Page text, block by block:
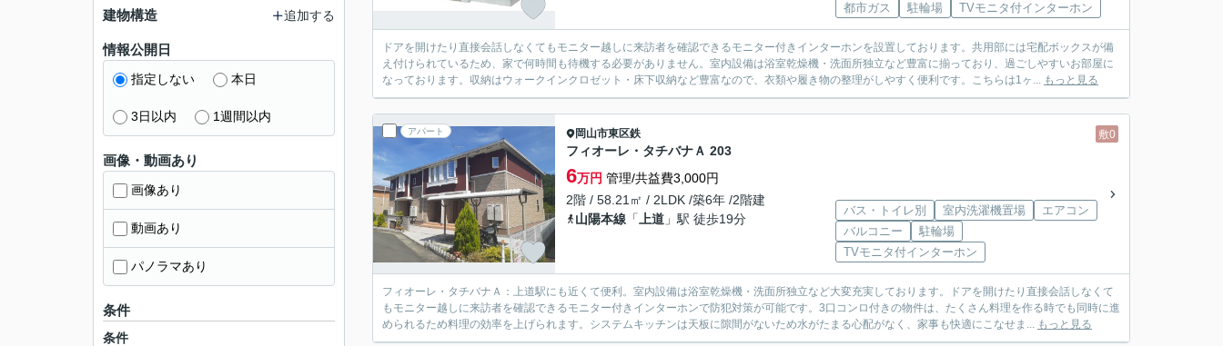
都市ガス
駐輪場 TVモニタ付インターホン
ドアを開けたり直接会話しなくてもモニター越しに来訪者を確認できるモニター付きインターホンを設置しております。共用部には宅配ボックスが備
え付けられているため、家で何時間も待機する必要がありません。室内設備は浴室乾燥機・洗面所独立など豊富に揃っており、過ごしやすいお部屋に
なっております。収納はウォークインクロゼット・床下収納など豊富なので、衣類や履き物の整理がしやすく便利です。こちらは1ヶ... もっと見る
アパート 敷0
岡山市東区鉄
フィオーレ・タチバナＡ 203
6万円 管理/共益費3,000円
2階 / 58.21㎡ / 2LDK /築6年 /2階建
山陽本線 「 上道 」駅 徒歩19分
バス・トイレ別 室内洗濯機置場
エアコン
バルコニー
駐輪場
TVモニタ付インターホン
フィオーレ・タチバナＡ：上道駅にも近くて便利。室内設備は浴室乾燥機・洗面所独立など大変充実しております。ドアを開けたり直接会話しなくて
もモニター越しに来訪者を確認できるモニター付きインターホンで防犯対策が可能です。3口コンロ付きの物件は、たくさん料理を作る時でも同時に進
められるため料理の効率を上げられます。システムキッチンは天板に隙間がないため水がたまる心配がなく、家事も快適にこなせま... もっと見る
建物構造 追加する
情報公開日
指定しない 本日
3日以内 1週間以内
画像・動画あり
画像あり
動画あり
パノラマあり
条件
条件